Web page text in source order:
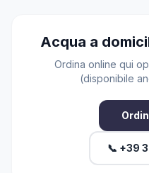
Acqua a
Ordina online qui
(disponibile
📞 +39